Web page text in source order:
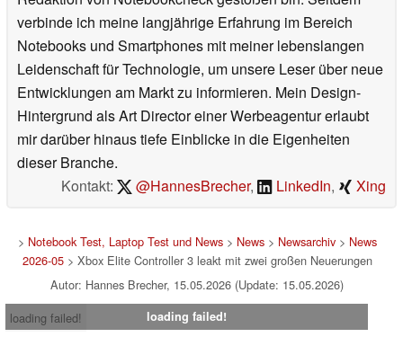
verbinde ich meine langjährige Erfahrung im Bereich
Notebooks und Smartphones mit meiner lebenslangen
Leidenschaft für Technologie, um unsere Leser über neue
Entwicklungen am Markt zu informieren. Mein Design-
Hintergrund als Art Director einer Werbeagentur erlaubt
mir darüber hinaus tiefe Einblicke in die Eigenheiten
dieser Branche.
Kontakt:
@HannesBrecher, LinkedIn, Xing
> Notebook Test, Laptop Test und News> News> Newsarchiv> News
2026-05> Xbox Elite Controller 3 leakt mit zwei großen Neuerungen
Autor: Hannes Brecher, 15.05.2026 (Update: 15.05.2026)
loading failed!
loading failed!